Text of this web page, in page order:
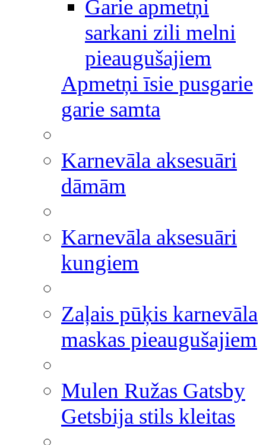
Garie apmetņi
sarkani zili melni
pieaugušajiem
Apmetņi īsie pusgarie
garie samta
Karnevāla aksesuāri
dāmām
Karnevāla aksesuāri
kungiem
Zaļais pūķis karnevāla
maskas pieaugušajiem
Mulen Ružas Gatsby
Getsbija stils kleitas